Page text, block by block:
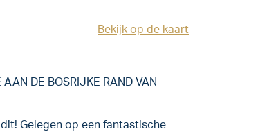
Bekijk op de kaart
DE BOSRIJKE RAND VAN
Gelegen op een fantastische